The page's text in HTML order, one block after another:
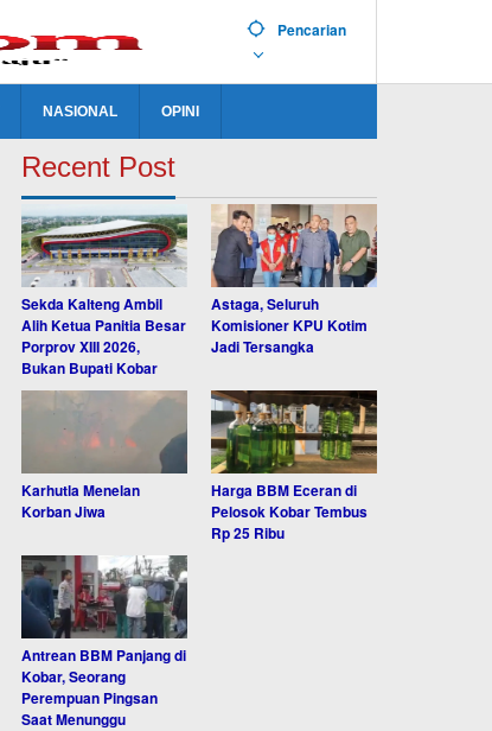
Pencarian
NASIONAL OPINI
Recent Post
Sekda Kalteng Ambil
Alih Ketua Panitia Besar
Porprov XIII 2026,
Bukan Bupati Kobar
Astaga, Seluruh
Komisioner KPU Kotim
Jadi Tersangka
Karhutla Menelan
Korban Jiwa
Harga BBM Eceran di
Pelosok Kobar Tembus
Rp 25 Ribu
Antrean BBM Panjang di
Kobar, Seorang
Perempuan Pingsan
Saat Menunggu